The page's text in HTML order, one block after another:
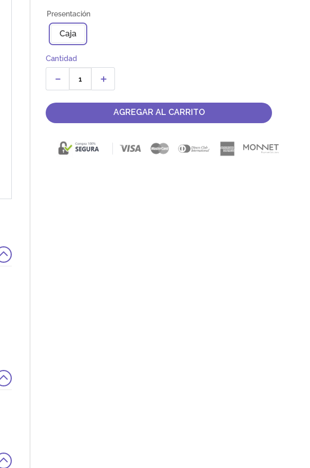
Caja
Cantidad
＋
－
AGREGAR AL CARRITO